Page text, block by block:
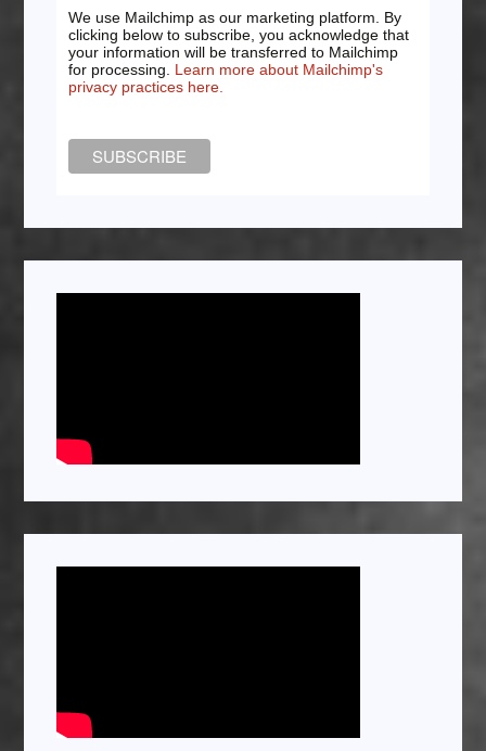
We use Mailchimp as our marketing platform. By
clicking below to subscribe, you acknowledge that
your information will be transferred to Mailchimp
for processing. Learn more about Mailchimp's
privacy practices here.